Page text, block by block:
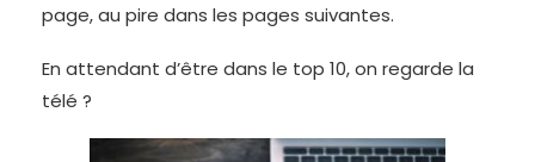
page, au pire dans les pages suivantes.
En attendant d’être dans le top 10, on regarde la
télé ?